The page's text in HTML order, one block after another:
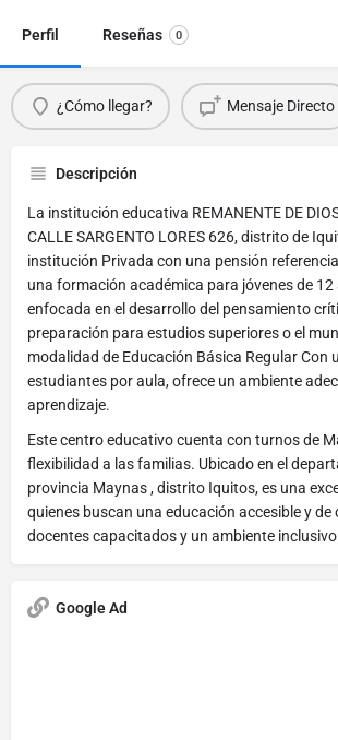
Perfil Reseñas 0
¿Cómo llegar? Mensaje Directo
Descripción
La institución educativa REMANENTE DE
CALLE SARGENTO LORES 626, distrito de
institución Privada con una pensión
una formación académica para jóvenes de 12
enfocada en el desarrollo del pensamiento
preparación para estudios superiores o el
modalidad de Educación Básica Regular Con
estudiantes por aula, ofrece un ambiente
aprendizaje.
Este centro educativo cuenta con turnos de
flexibilidad a las familias. Ubicado en el
provincia Maynas , distrito Iquitos, es una
quienes buscan una educación accesible y de
docentes capacitados y un ambiente
Google Ad